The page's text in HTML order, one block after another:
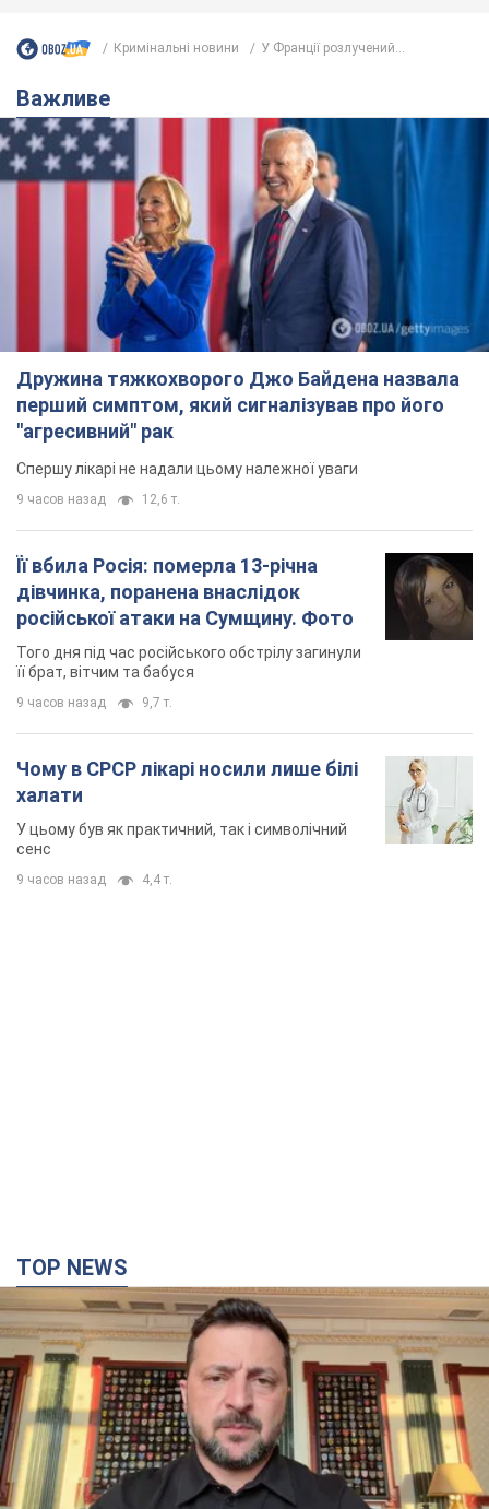
Кримінальні новини У Франції розлучений...
Важливе
Дружина тяжкохворого Джо Байдена назвала
перший симптом, який сигналізував про його
"агресивний" рак
Спершу лікарі не надали цьому належної уваги
9 часов назад 12,6 т.
Її вбила Росія: померла 13-річна
дівчинка, поранена внаслідок
російської атаки на Сумщину. Фото
Того дня під час російського обстрілу загинули
її брат, вітчим та бабуся
9 часов назад 9,7 т.
Чому в СРСР лікарі носили лише білі
халати
У цьому був як практичний, так і символічний
сенс
9 часов назад 4,4 т.
TOP NEWS